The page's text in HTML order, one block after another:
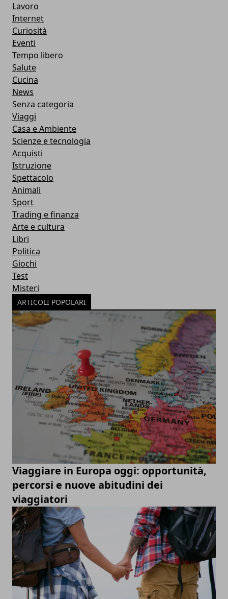
Lavoro
Internet
Curiosità
Eventi
Tempo libero
Salute
Cucina
News
Senza categoria
Viaggi
Casa e Ambiente
Scienze e tecnologia
Acquisti
Istruzione
Spettacolo
Animali
Sport
Trading e finanza
Arte e cultura
Libri
Politica
Giochi
Test
Misteri
ARTICOLI POPOLARI
Viaggiare in Europa oggi: opportunità,
percorsi e nuove abitudini dei
viaggiatori